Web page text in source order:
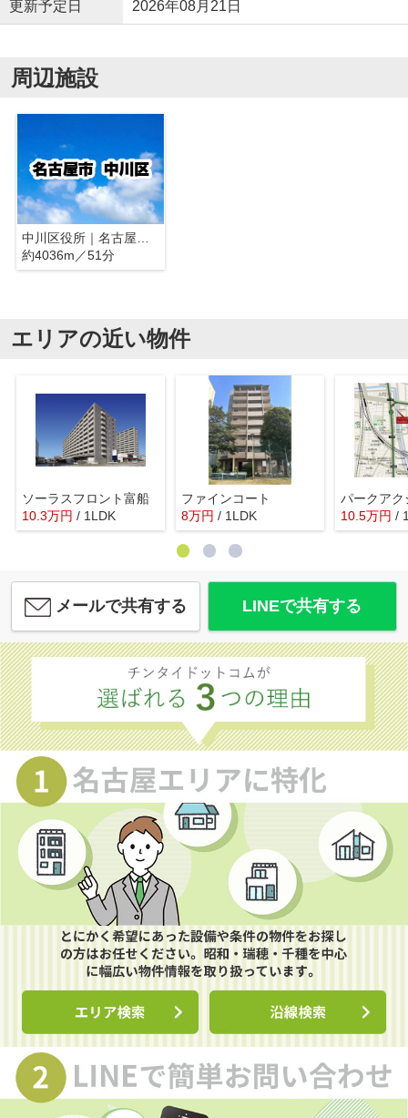
更新予定日 2026年08月21日
周辺施設
約4036m／51分
エリアの近い物件
ソーラスフロント富船
10.3万円 / 1LDK
ファインコート
8万円 / 1LDK 10.5万円 /
メールで共有する LINEで共有する